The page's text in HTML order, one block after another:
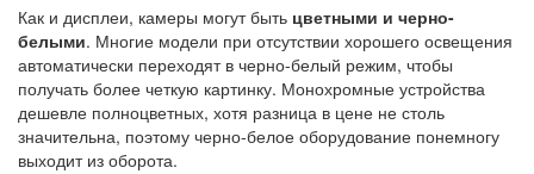
Как и дисплеи, камеры могут быть цветными и черно-
белыми. Многие модели при отсутствии хорошего освещения
автоматически переходят в черно-белый режим, чтобы
получать более четкую картинку. Монохромные устройства
дешевле полноцветных, хотя разница в цене не столь
значительна, поэтому черно-белое оборудование понемногу
выходит из оборота.